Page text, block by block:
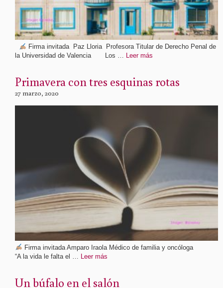
Firma invitada Paz Lloria Profesora Titular de Derecho Penal de
la Universidad de Valencia Los … Leer más
Primavera con tres esquinas rotas
27 marzo, 2020
Firma invitada Amparo Iraola Médico de familia y oncóloga
“A la vida le falta el … Leer más
Un búfalo en el salón